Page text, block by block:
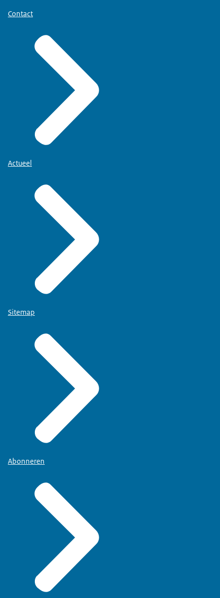
Contact
Actueel
Sitemap
Abonneren